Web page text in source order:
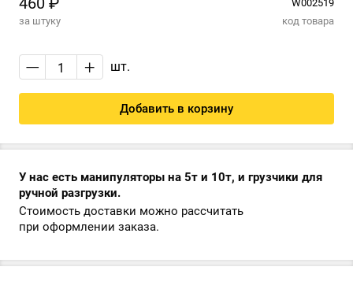
W002519
за штуку
код товара
— + шт.
Добавить в корзину
У нас есть манипуляторы на 5т и 10т, и грузчики для
ручной разгрузки.
Стоимость доставки можно рассчитать
при оформлении заказа.